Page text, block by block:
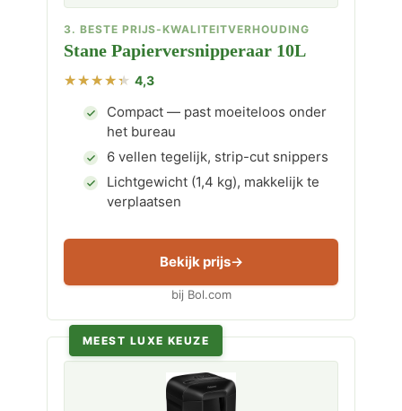
3. BESTE PRIJS-KWALITEITVERHOUDING
Stane Papierversnipperaar 10L
4,3
Compact — past moeiteloos onder
het bureau
6 vellen tegelijk, strip-cut snippers
Lichtgewicht (1,4 kg), makkelijk te
verplaatsen
Bekijk prijs
bij Bol.com
MEEST LUXE KEUZE